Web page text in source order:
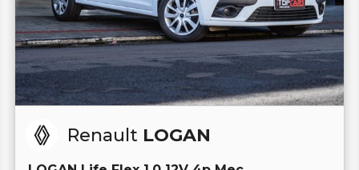
Renault LOGAN